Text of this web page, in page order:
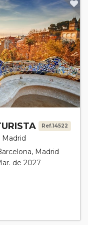
Ref.14522
Madrid
Madrid
de 2027